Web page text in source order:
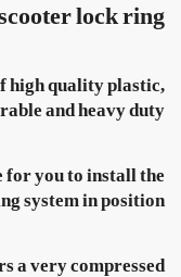
lock ring
high quality plastic,
and heavy duty
for you to install the
system in position
a very compressed